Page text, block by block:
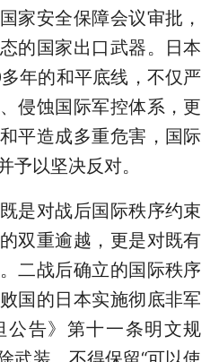
家安全保障会议审批，
的国家出口武器。日本
年的和平底线，不仅严
侵蚀国际军控体系，更
平造成多重危害，国际
予以坚决反对。
对战后国际秩序约束
双重逾越，更是对既有
二战后确立的国际秩序
国的日本实施彻底非军
公告》第十一条明文规